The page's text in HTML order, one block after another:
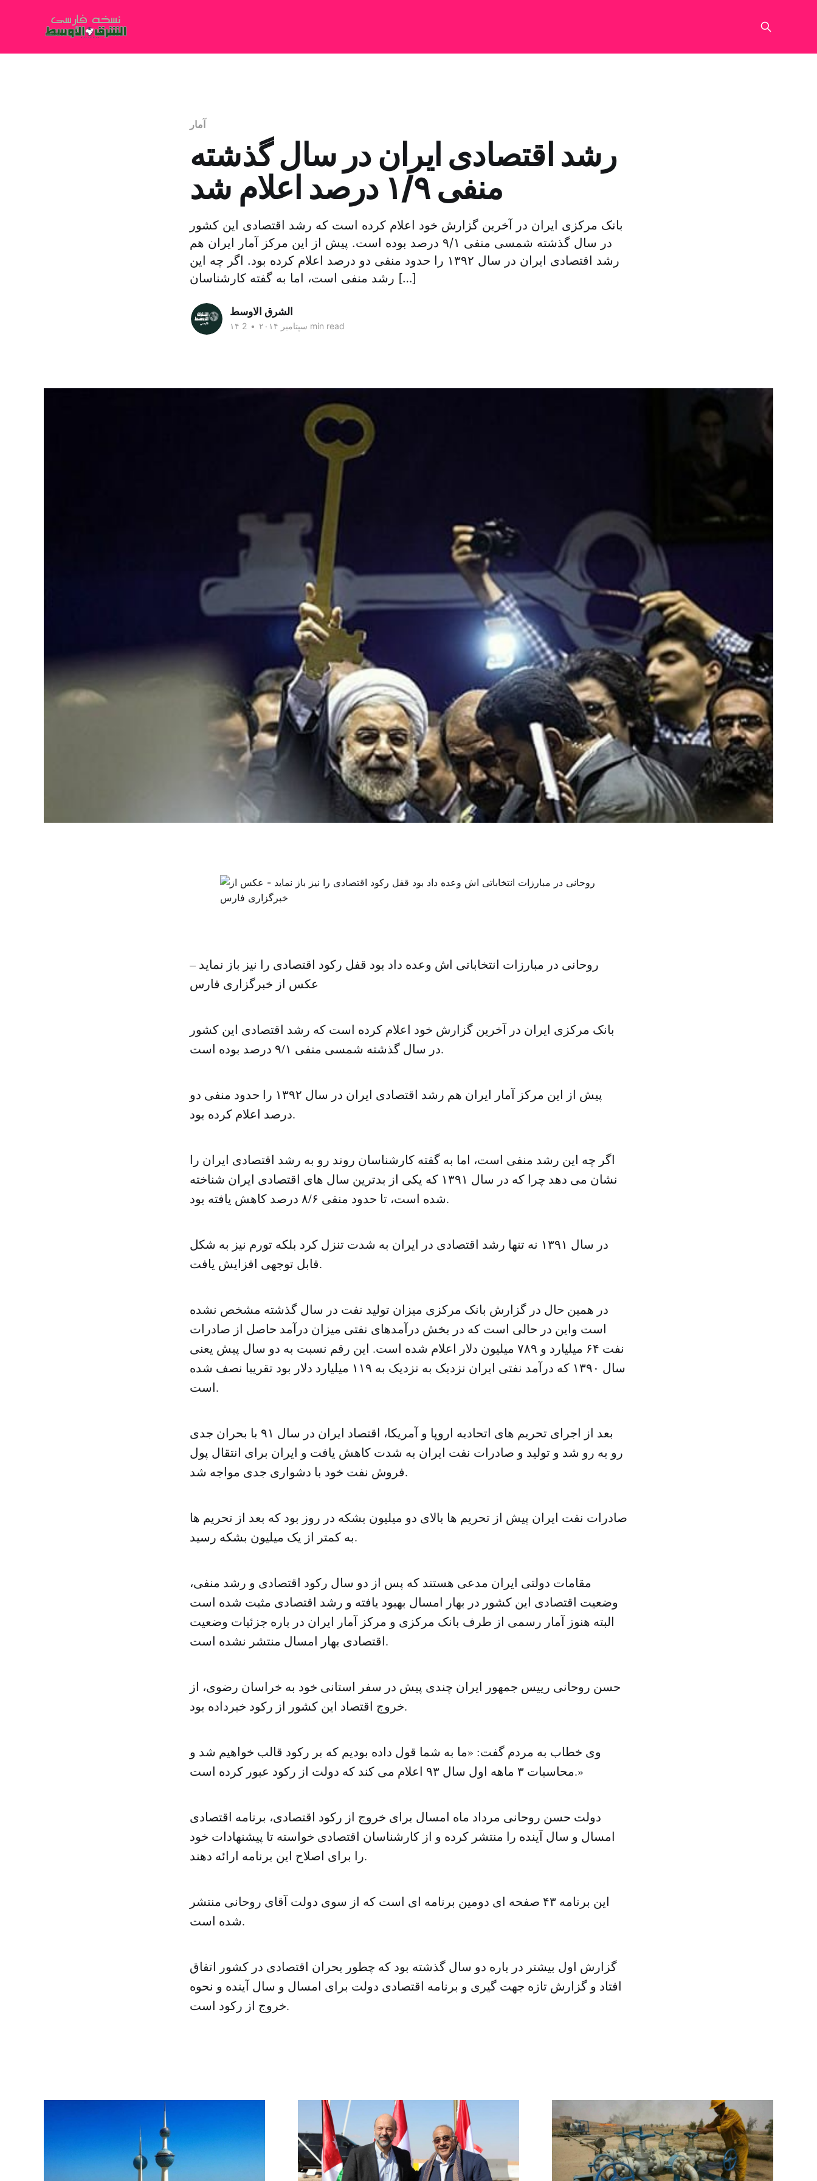
آمار
رشد اقتصادی ایران در سال گذشته
منفی ۱/۹ درصد اعلام شد
بانک مرکزی ایران در آخرین گزارش خود اعلام کرده است که رشد اقتصادی این کشور
در سال گذشته شمسی منفی ۹/۱ درصد بوده است. پیش از این مرکز آمار ایران هم
رشد اقتصادی ایران در سال ۱۳۹۲ را حدود منفی دو درصد اعلام کرده بود. اگر چه این
رشد منفی است، اما به گفته کارشناسان […]
الشرق الاوسط
۱۴ سپتامبر ۲۰۱۴ • 2 min read
روحانی در مبارزات انتخاباتی اش وعده داد بود قفل رکود اقتصادی را نیز باز نماید –
عکس از خبرگزاری فارس
بانک مرکزی ایران در آخرین گزارش خود اعلام کرده است که رشد اقتصادی این کشور
در سال گذشته شمسی منفی ۹/۱ درصد بوده است.
پیش از این مرکز آمار ایران هم رشد اقتصادی ایران در سال ۱۳۹۲ را حدود منفی دو
درصد اعلام کرده بود.
اگر چه این رشد منفی است، اما به گفته کارشناسان روند رو به رشد اقتصادی ایران را
نشان می دهد چرا که در سال ۱۳۹۱ که یکی از بدترین سال های اقتصادی ایران شناخته
شده است، تا حدود منفی ۸/۶ درصد کاهش یافته بود.
در سال ۱۳۹۱ نه تنها رشد اقتصادی در ایران به شدت تنزل کرد بلکه تورم نیز به شکل
قابل توجهی افزایش یافت.
در همین حال در گزارش بانک مرکزی میزان تولید نفت در سال گذشته مشخص نشده
است واین در حالی است که در بخش درآمدهای نفتی میزان درآمد حاصل از صادرات
نفت ۶۴ میلیارد و ۷۸۹ میلیون دلار اعلام شده است. این رقم نسبت به دو سال پیش یعنی
سال ۱۳۹۰ که درآمد نفتی ایران نزدیک به نزدیک به ۱۱۹ میلیارد دلار بود تقریبا نصف شده
است.
بعد از اجرای تحریم های اتحادیه اروپا و آمریکا، اقتصاد ایران در سال ۹۱ با بحران جدی
رو به رو شد و تولید و صادرات نفت ایران به شدت کاهش یافت و ایران برای انتقال پول
فروش نفت خود با دشواری جدی مواجه شد.
صادرات نفت ایران پیش از تحریم ها بالای دو میلیون بشکه در روز بود که بعد از تحریم ها
به کمتر از یک میلیون بشکه رسید.
مقامات دولتی ایران مدعی هستند که پس از دو سال رکود اقتصادی و رشد منفی،
وضعیت اقتصادی این کشور در بهار امسال بهبود یافته و رشد اقتصادی مثبت شده است
البته هنوز آمار رسمی از طرف بانک مرکزی و مرکز آمار ایران در باره جزئیات وضعیت
اقتصادی بهار امسال منتشر نشده است.
حسن روحانی رییس جمهور ایران چندی پیش در سفر استانی خود به خراسان رضوی، از
خروج اقتصاد این کشور از رکود خبرداده بود.
وی خطاب به مردم گفت: «ما به شما قول داده بودیم که بر رکود قالب خواهیم شد و
محاسبات ۳ ماهه اول سال ۹۳ اعلام می کند که دولت از رکود عبور کرده است.»
دولت حسن روحانی مرداد ماه امسال برای خروج از رکود اقتصادی، برنامه اقتصادی
امسال و سال آینده را منتشر کرده و از کارشناسان اقتصادی خواسته تا پیشنهادات خود
را برای اصلاح این برنامه ارائه دهند.
این برنامه ۴۳ صفحه ای دومین برنامه ای است که از سوی دولت آقای روحانی منتشر
شده است.
گزارش اول بیشتر در باره دو سال گذشته بود که چطور بحران اقتصادی در کشور اتفاق
افتاد و گزارش تازه جهت گیری و برنامه اقتصادی دولت برای امسال و سال آینده و نحوه
خروج از رکود است.